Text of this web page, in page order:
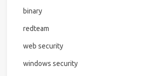
binary
redteam
web security
windows security